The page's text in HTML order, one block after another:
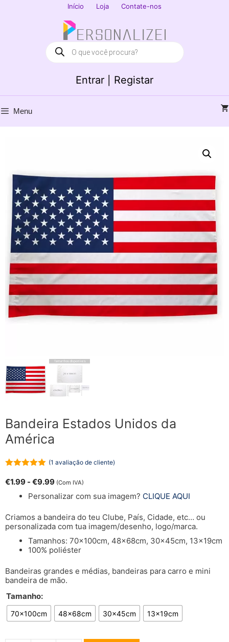
Início Loja Contate-nos
Entrar | Registar
Products
search
Menu
Bandeira Estados Unidos da
América
(1 avaliação de cliente)
€1.99 - €9.99 (Com IVA)
Personalizar com sua imagem? CLIQUE AQUI
Criamos a bandeira do teu Clube, País, Cidade, etc… ou
personalizada com tua imagem/desenho, logo/marca.
Tamanhos: 70x100cm, 48x68cm, 30x45cm, 13x19cm
100% poliéster
Bandeiras grandes e médias, bandeiras para carro e mini
bandeira de mão.
Tamanho:
70x100cm 48x68cm 30x45cm 13x19cm